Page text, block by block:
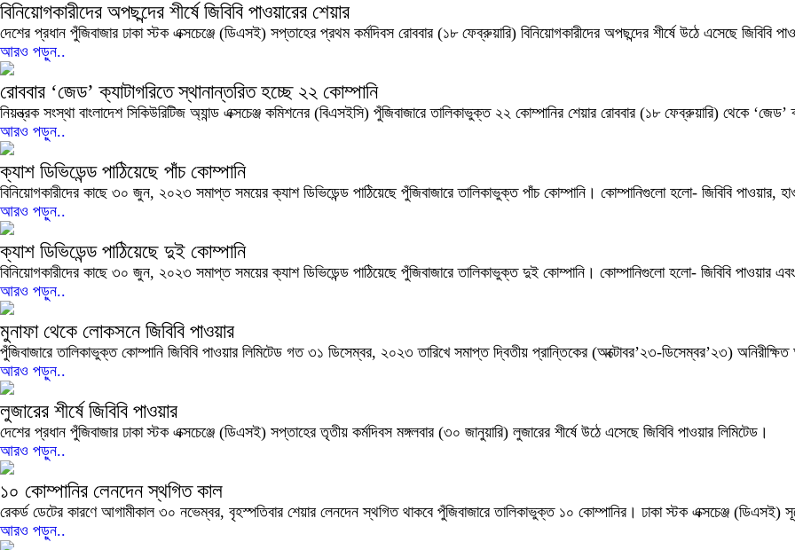
বিনিয়োগকারীদের অপছন্দের শীর্ষে জিবিবি পাওয়ারের শেয়ার
দেশের প্রধান পুঁজিবাজার ঢাকা স্টক এক্সচেঞ্জে (ডিএসই) সপ্তাহের প্রথম কর্মদিবস রোববার (১৮ ফেব্রুয়ারি) বিনিয়োগকারীদের অপছন্দের শীর্ষে উঠে এসেছে জিবিবি
আরও পড়ুন..
রোববার ‘জেড’ ক্যাটাগরিতে স্থানান্তরিত হচ্ছে ২২ কোম্পানি
নিয়ন্ত্রক সংস্থা বাংলাদেশ সিকিউরিটিজ অ্যান্ড এক্সচেঞ্জ কমিশনের (বিএসইসি) পুঁজিবাজারে তালিকাভুক্ত ২২ কোম্পানির শেয়ার রোববার (১৮ ফেব্রুয়ারি) থেকে ‘জেড’
আরও পড়ুন..
ক্যাশ ডিভিডেন্ড পাঠিয়েছে পাঁচ কোম্পানি
বিনিয়োগকারীদের কাছে ৩০ জুন, ২০২৩ সমাপ্ত সময়ের ক্যাশ ডিভিডেন্ড পাঠিয়েছে পুঁজিবাজারে তালিকাভুক্ত পাঁচ কোম্পানি। কোম্পানিগুলো হলো- জিবিবি পাওয়ার,
আরও পড়ুন..
ক্যাশ ডিভিডেন্ড পাঠিয়েছে দুই কোম্পানি
বিনিয়োগকারীদের কাছে ৩০ জুন, ২০২৩ সমাপ্ত সময়ের ক্যাশ ডিভিডেন্ড পাঠিয়েছে পুঁজিবাজারে তালিকাভুক্ত দুই কোম্পানি। কোম্পানিগুলো হলো- জিবিবি পাওয়ার
আরও পড়ুন..
মুনাফা থেকে লোকসনে জিবিবি পাওয়ার
পুঁজিবাজারে তালিকাভুক্ত কোম্পানি জিবিবি পাওয়ার লিমিটেড গত ৩১ ডিসেম্বর, ২০২৩ তারিখে সমাপ্ত দ্বিতীয় প্রান্তিকের (অক্টোবর’২৩-ডিসেম্বর’২৩)
আরও পড়ুন..
লুজারের শীর্ষে জিবিবি পাওয়ার
দেশের প্রধান পুঁজিবাজার ঢাকা স্টক এক্সচেঞ্জে (ডিএসই) সপ্তাহের তৃতীয় কর্মদিবস মঙ্গলবার (৩০ জানুয়ারি) লুজারের শীর্ষে উঠে এসেছে জিবিবি পাওয়ার লিমিটেড।
আরও পড়ুন..
১০ কোম্পানির লেনদেন স্থগিত কাল
রেকর্ড ডেটের কারণে আগামীকাল ৩০ নভেম্বর, বৃহস্পতিবার শেয়ার লেনদেন স্থগিত থাকবে পুঁজিবাজারে তালিকাভুক্ত ১০ কোম্পানির। ঢাকা স্টক এক্সচেঞ্জ (ডিএসই)
আরও পড়ুন..